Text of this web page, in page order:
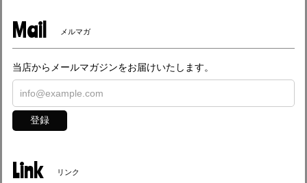
Mail メルマガ
当店からメールマガジンをお届けいたします。
登録
Link リンク